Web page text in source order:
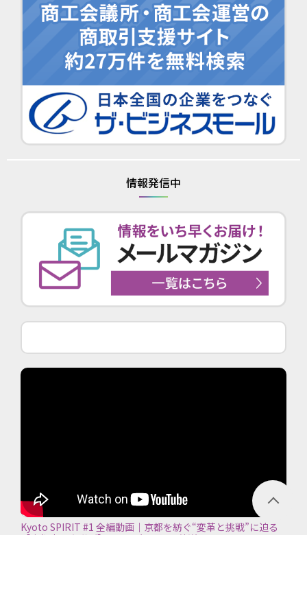
情報発信中
Kyoto SPIRIT #1 全編動画｜京都を紡ぐ“変革と挑戦”に迫る
【京都商工会議所】＜2026年7月5日放送＞